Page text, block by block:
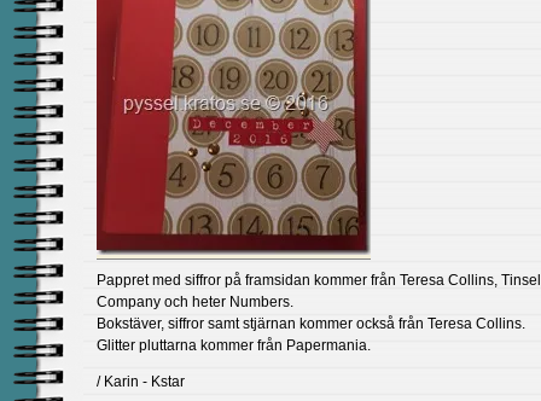
Pappret med siffror på framsidan kommer från Teresa Collins,
Company och heter Numbers.
Bokstäver, siffror samt stjärnan kommer också från Teresa Collins.
Glitter pluttarna kommer från Papermania.
/ Karin - Kstar